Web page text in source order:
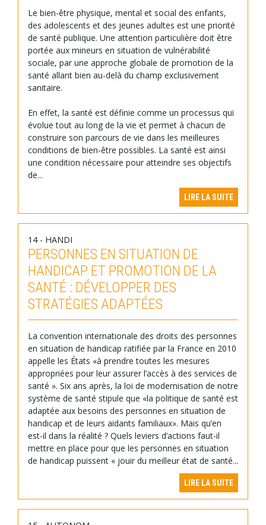
Le bien-être physique, mental et social des enfants,
des adolescents et des jeunes adultes est une priorité
de santé publique. Une attention particulière doit être
portée aux mineurs en situation de vulnérabilité
sociale, par une approche globale de promotion de la
santé allant bien au-delà du champ exclusivement
sanitaire.
En effet, la santé est définie comme un processus qui
évolue tout au long de la vie et permet à chacun de
construire son parcours de vie dans les meilleures
conditions de bien-être possibles. La santé est ainsi
une condition nécessaire pour atteindre ses objectifs
de...
LIRE LA SUITE
14 - HANDI
PERSONNES EN SITUATION DE
HANDICAP ET PROMOTION DE LA
SANTÉ : DÉVELOPPER DES
STRATÉGIES ADAPTÉES
La convention internationale des droits des personnes
en situation de handicap ratifiée par la France en 2010
appelle les États «à prendre toutes les mesures
appropriées pour leur assurer l’accès à des services de
santé ». Six ans après, la loi de modernisation de notre
système de santé stipule que «la politique de santé est
adaptée aux besoins des personnes en situation de
handicap et de leurs aidants familiaux». Mais qu’en
est-il dans la réalité ? Quels leviers d’actions faut-il
mettre en place pour que les personnes en situation
de handicap puissent « jouir du meilleur état de santé...
LIRE LA SUITE